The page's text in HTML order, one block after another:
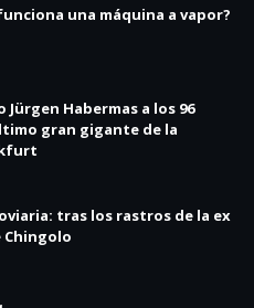
una máquina a vapor?
Habermas a los 96
gran gigante de la
tras los rastros de la ex